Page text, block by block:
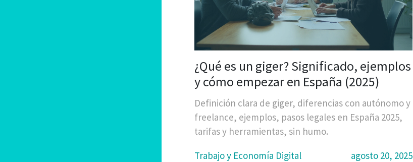
¿Qué es un giger? Significado, ejemplos
y cómo empezar en España (2025)
Definición clara de giger, diferencias con autónomo y
freelance, ejemplos, pasos legales en España 2025,
tarifas y herramientas, sin humo.
Trabajo y Economía Digital
agosto 20, 2025